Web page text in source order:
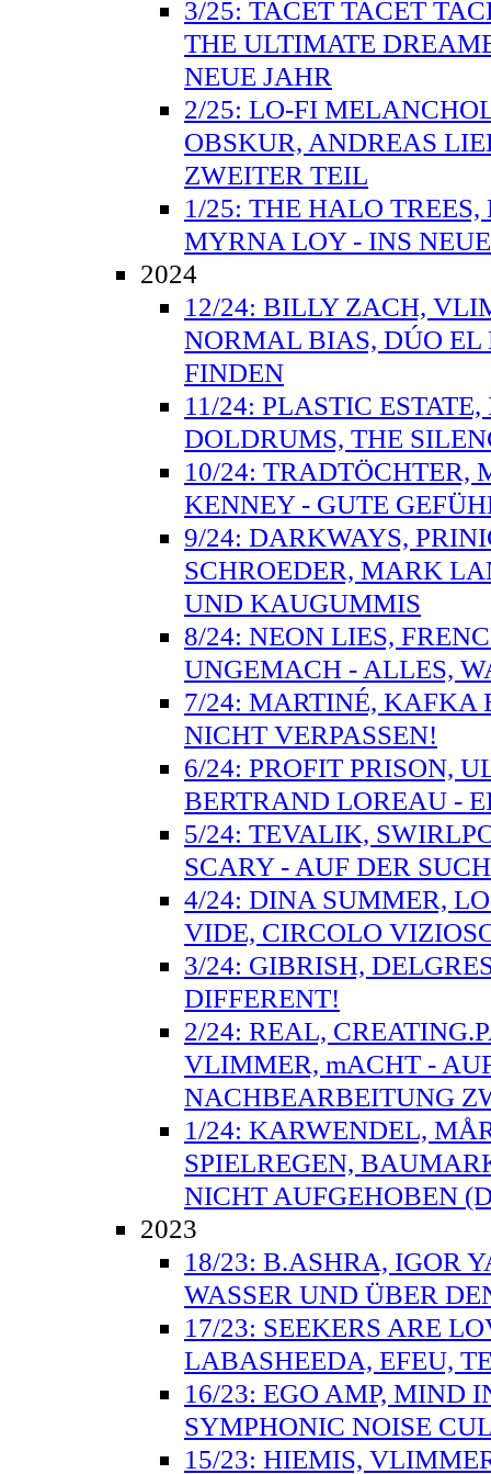
3/25: TACET TACET
THE ULTIMATE
NEUE JAHR
2/25: LO-FI
OBSKUR, ANDREAS
ZWEITER TEIL
1/25: THE HALO
MYRNA LOY - INS
2024
12/24: BILLY ZACH,
NORMAL BIAS, DÚO
FINDEN
11/24: PLASTIC
DOLDRUMS, THE
10/24: TRADTÖCHTER,
KENNEY - GUTE
9/24: DARKWAYS,
SCHROEDER, MARK
UND KAUGUMMIS
8/24: NEON LIES,
UNGEMACH - ALLES,
7/24: MARTINÉ, KAFKA
NICHT VERPASSEN!
6/24: PROFIT PRISON,
BERTRAND LOREAU -
5/24: TEVALIK,
SCARY - AUF DER
4/24: DINA SUMMER,
VIDE, CIRCOLO
3/24: GIBRISH,
DIFFERENT!
2/24: REAL,
VLIMMER, mACHT -
NACHBEARBEITUNG
1/24: KARWENDEL,
SPIELREGEN,
NICHT AUFGEHOBEN
2023
18/23: B.ASHRA, IGOR
WASSER UND ÜBER
17/23: SEEKERS ARE
LABASHEEDA, EFEU,
16/23: EGO AMP, MIND
SYMPHONIC NOISE
15/23: HIEMIS,